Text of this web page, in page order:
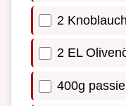
2
2 EL
400g